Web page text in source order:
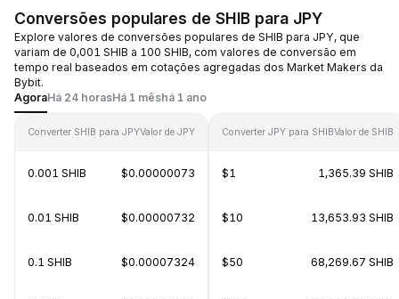
Conversões populares de SHIB para JPY
Explore valores de conversões populares de SHIB para JPY, que
variam de 0,001 SHIB a 100 SHIB, com valores de conversão em
tempo real baseados em cotações agregadas dos Market Makers da
Bybit.
AgoraHá 24 horasHá 1 mêshá 1 ano
Converter SHIB para JPYValor de JPY
0.001 SHIB $0.00000073
0.01 SHIB $0.00000732
0.1 SHIB $0.00007324
Converter JPY para SHIBValor de SHIB
$1 1,365.39 SHIB
$10 13,653.93 SHIB
$50 68,269.67 SHIB